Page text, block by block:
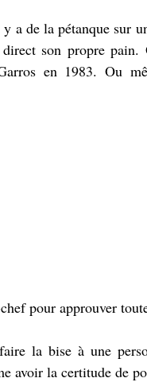
a de la pétanque sur
son propre
en 1983. Ou
pour approuver
la bise à une
avoir la certitude de